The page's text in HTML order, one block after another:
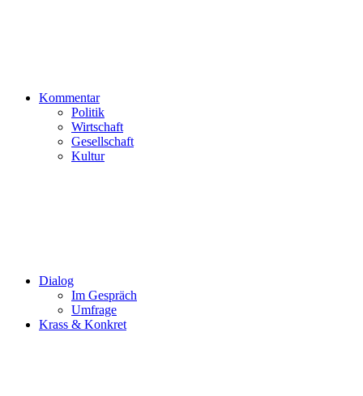
Kommentar
Politik
Wirtschaft
Gesellschaft
Kultur
Dialog
Im Gespräch
Umfrage
Krass & Konkret